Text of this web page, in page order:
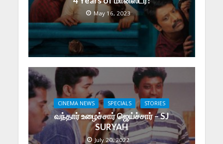
May 16, 2023
CINEMA NEWS SPECIALS STORIES
வந்தார் உழைச்சார் ஜெய்ச்சார் – SJ
SURYAH
July 20, 2022